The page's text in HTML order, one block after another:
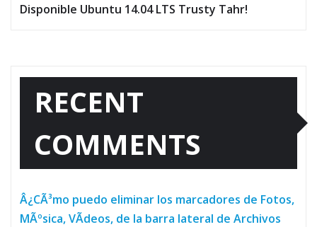
Disponible Ubuntu 14.04 LTS Trusty Tahr!
RECENT
COMMENTS
Â¿CÃ³mo puedo eliminar los marcadores de Fotos,
MÃºsica, VÃ­deos, de la barra lateral de Archivos